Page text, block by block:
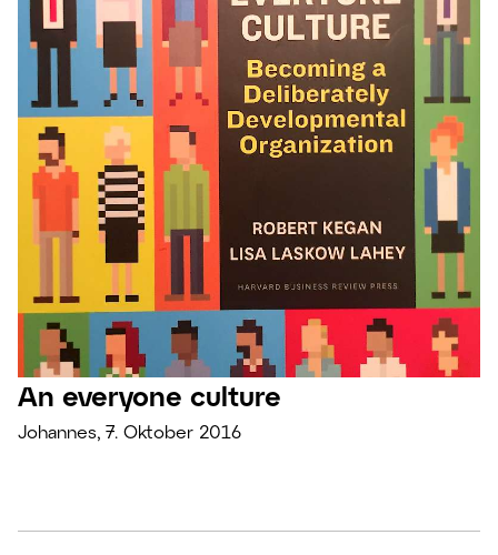
An everyone culture
Johannes, 7. Oktober 2016